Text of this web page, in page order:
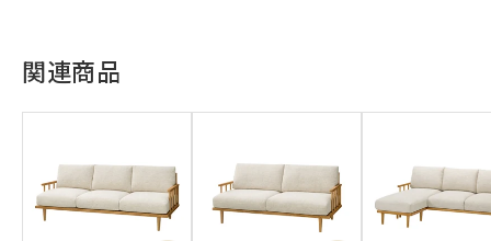
関連商品